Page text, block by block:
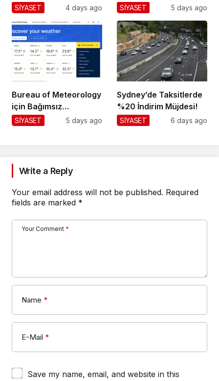
SİYASET 4 days ago
Dökülüyor!
SİYASET 5 days ago
Bureau of Meteorology
için Bağımsız
Değerlendirme!
SİYASET 5 days ago
Sydney’de Taksitlerde
%20 İndirim Müjdesi!
SİYASET 6 days ago
Write a Reply
Your email address will not be published. Required
fields are marked *
Your Comment *
Name *
E-Mail *
Save my name, email, and website in this